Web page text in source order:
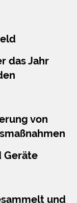
das Jahr
von
Geräte
und